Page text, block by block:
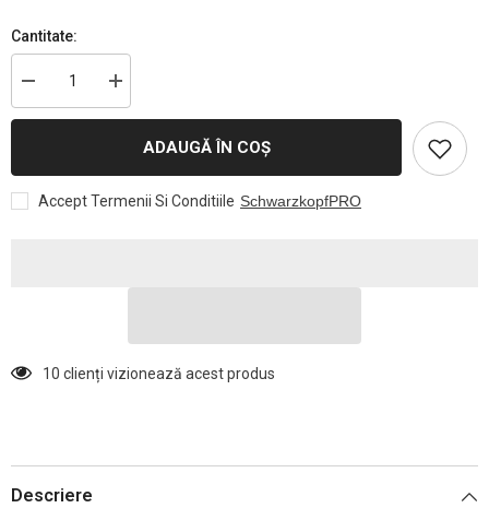
Cantitate:
Reduceți
cantitatea
pentru
Bonacure
Creșteți
cantitatea
pentru
Balsam
Pentru
Bonacure
ADAUGĂ ÎN COȘ
Accept Termenii Si Conditiile SchwarzkopfPRO
7 clienți vizionează acest produs
Descriere